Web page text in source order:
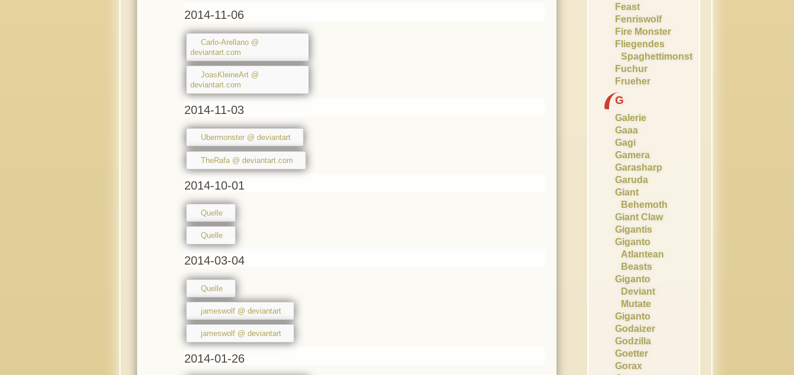
2014-11-06
Carlo-Arellano @
deviantart.com
JoasKleineArt @
deviantart.com
2014-11-03
Ubermonster @ deviantart
TheRafa @ deviantart.com
2014-10-01
Quelle
Quelle
2014-03-04
Quelle
jameswolf @ deviantart
jameswolf @ deviantart
2014-01-26
Feast
Fenriswolf
Fire Monster
Fliegendes
Spaghettimonster
Fuchur
Frueher
G
Galerie
Gaaa
Gagi
Gamera
Garasharp
Garuda
Giant
Behemoth
Giant Claw
Gigantis
Giganto
Atlantean
Beasts
Giganto
Deviant
Mutate
Giganto
Godaizer
Godzilla
Goetter
Gorax